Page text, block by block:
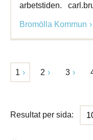
arbetstiden.
Bromölla Kommun
1 2 3
Resultat per sida: